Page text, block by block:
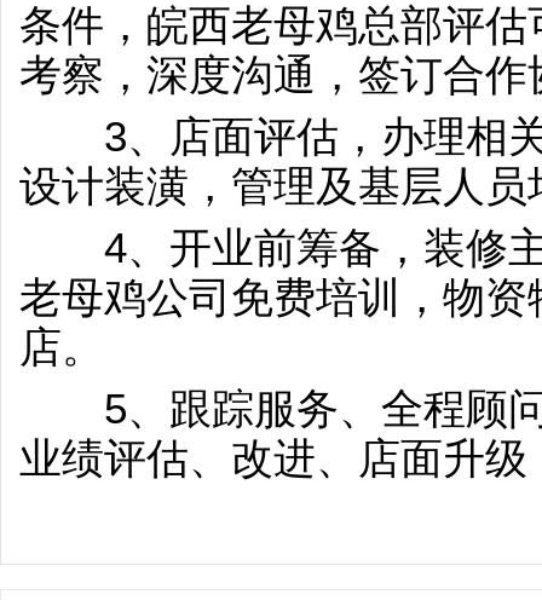
条件，皖西老母鸡总部评
考察，深度沟通，签订合作
3、店面评估，办理相关
设计装潢，管理及基层人员
4、开业前筹备，装修主
老母鸡公司免费培训，物
店。
5、跟踪服务、全程顾问
业绩评估、改进、店面升